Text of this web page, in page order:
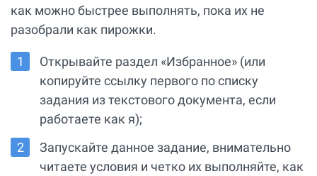
как можно быстрее выполнять, пока их не
разобрали как пирожки.
Открывайте раздел «Избранное» (или
копируйте ссылку первого по списку
задания из текстового документа, если
работаете как я);
Запускайте данное задание, внимательно
читаете условия и четко их выполняйте, как